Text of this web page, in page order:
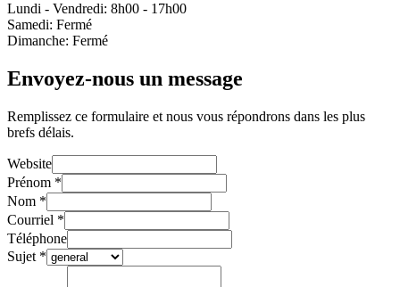
Lundi - Vendredi: 8h00 - 17h00
Samedi: Fermé
Dimanche: Fermé
Envoyez-nous un message
Remplissez ce formulaire et nous vous répondrons dans les plus
brefs délais.
Website
Prénom *
Nom *
Courriel *
Téléphone
Sujet *